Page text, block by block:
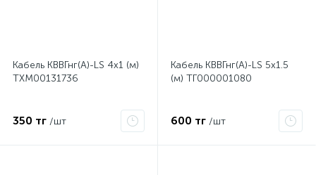
Кабель КВВГнг(А)-LS 4х1 (м)
ТХМ00131736
350 тг /шт
Кабель КВВГнг(А)-LS 5х1.5
(м) ТГ000001080
600 тг /шт